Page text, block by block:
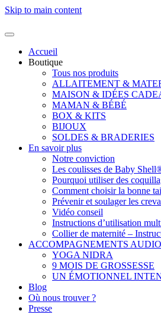
Skip to main content
Accueil
Boutique
Tous nos produits
ALLAITEMENT &
MAISON & IDÉES
MAMAN & BÉBÉ
BOX & KITS
BIJOUX
SOLDES & BRADERIES
En savoir plus
Notre conviction
Les coulisses de Baby
Pourquoi utiliser des
Comment choisir la bonne
Prévenir et soulager les
Vidéo conseil
Instructions d’utilisation
Collier de maternité –
ACCOMPAGNEMENTS AUDIO
YOGA NIDRA
9 MOIS DE GROSSESSE
UN ÉMOTIONNEL
Blog
Où nous trouver ?
Presse